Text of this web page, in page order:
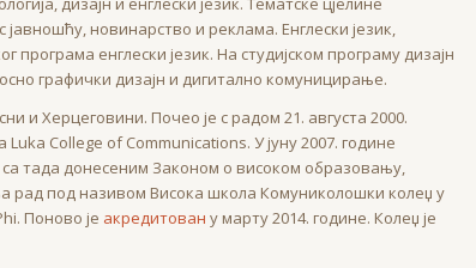
јавношћу, новинарство и реклама. Енглески језик,
енглески језик. На студијском програму дизајн
графички дизајн и дигитално комуницирање.
и Херцеговини. Почео је с радом 21. августа 2000.
College of Communications. У јуну 2007. године
са тада донесеним Законом о високом образовању,
рад под називом Висока школа Комуниколошки колеџ у
Поново је акредитован у марту 2014. године. Колеџ је